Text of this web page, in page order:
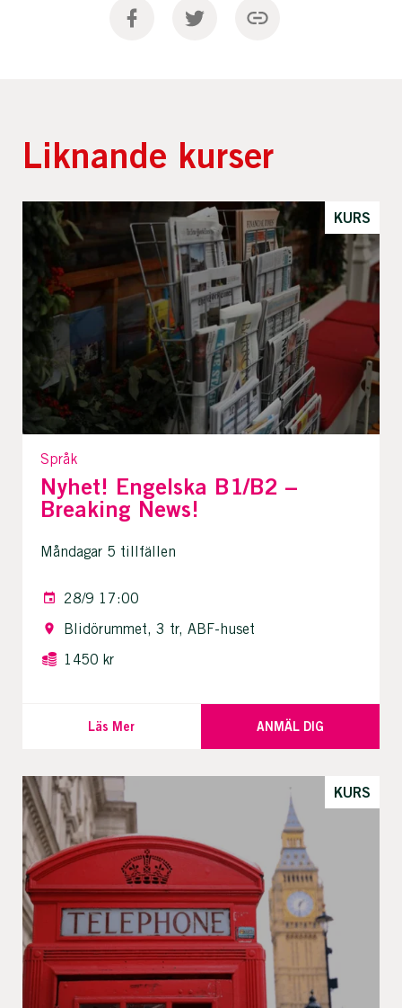
Liknande kurser
KURS
Språk
Nyhet! Engelska B1/B2 –
Breaking News!
Måndagar 5 tillfällen
28/9 17:00
Blidörummet, 3 tr, ABF-huset
1450 kr
Läs Mer ANMÄL DIG
KURS